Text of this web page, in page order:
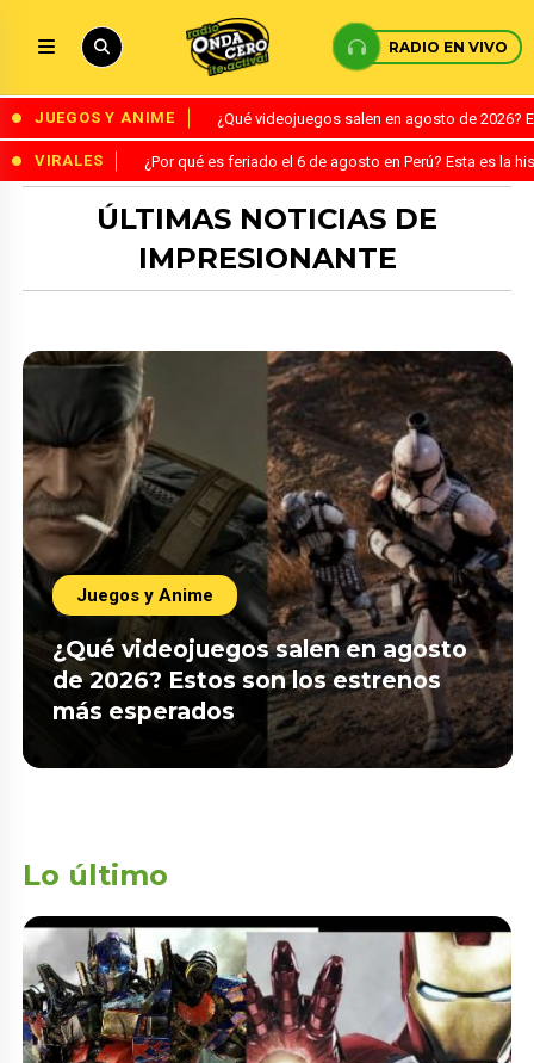
RADIO EN VIVO
JUEGOS Y ANIME ¿Qué videojuegos salen en agosto de
VIRALES ¿Por qué es feriado el 6 de agosto en Perú? Esta es la
ÚLTIMAS NOTICIAS DE
IMPRESIONANTE
Juegos y Anime
¿Qué videojuegos salen en agosto
de 2026? Estos son los estrenos
más esperados
Lo último